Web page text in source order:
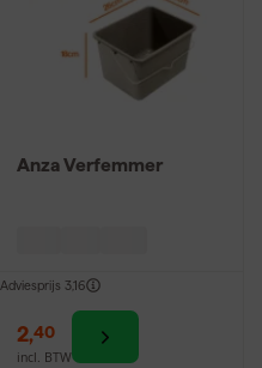
Anza Verfemmer
Adviesprijs 3,16
2,40
incl. BTW